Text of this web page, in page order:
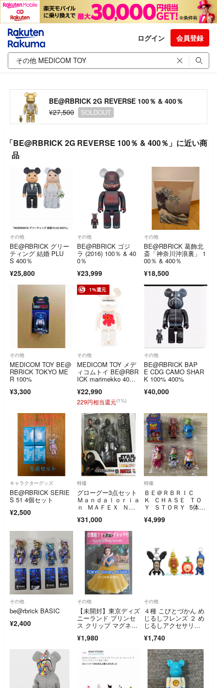
ログイン 会員登録
BE@RBRICK 2G REVERSE 100％ & 400％
¥27,500
SOLDOUT
「BE@RBRICK 2G REVERSE 100％ & 400％」に近い商
品
その他
BE@RBRICK グリー
ティング 結婚 PLU
S 400％
¥25,800
その他
BE@RBRICK ゴジ
ラ (2016) 100％ & 40
0％
¥23,999
その他
BE@RBRICK 葛飾北
斎「神奈川沖浪裏」 1
00％ & 400％
¥18,500
その他
MEDICOM TOY BE@
RBRICK TOKYO ME
R 100%
¥3,300
1%還元
その他
MEDICOM TOY メデ
ィコムトイ BE@RBR
ICK marimekko 40
リメッコ フィギュ
ア 人形 ホワイト
¥22,990
229円相当還元(1%)
その他
BE@RBRICK BAP
E CDG CAMO SHAR
K 100% 400%
¥40,000
キャラクターグッズ
BE@RBRICK SERIE
S 51 4個セット
¥2,500
特撮
グローグー3点セット
Ｍａｎｄａｌｏｒｉａ
ｎ ＭＡＦＥＸ Ｎ
¥31,000
特撮
ＢＥ＠ＲＢＲＩＣ
Ｋ ＣＨＡＳＥ ＴＯ
Ｙ ＳＴＯＲＹ 5体セ
¥4,999
その他
be@rbrick BASIC
¥2,400
その他
【未開封】東京ディズ
ニーランド プリンセ
ス クリップ マグネッ
¥1,980
その他
４種 こびとづかん め
じるしフレンズ ２ め
じるしアクセサリ
ガチャ
¥1,740